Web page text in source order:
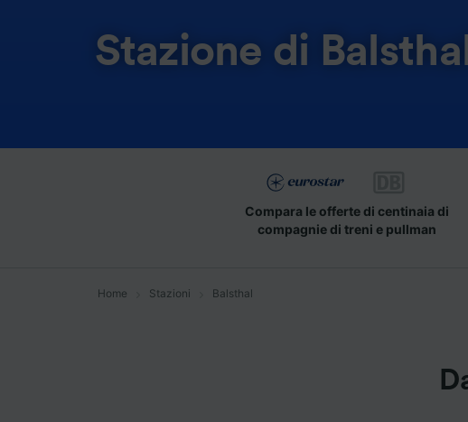
Stazione di Balsthal
Compara le offerte di centinaia di
compagnie di treni e pullman
Home Stazioni Balsthal